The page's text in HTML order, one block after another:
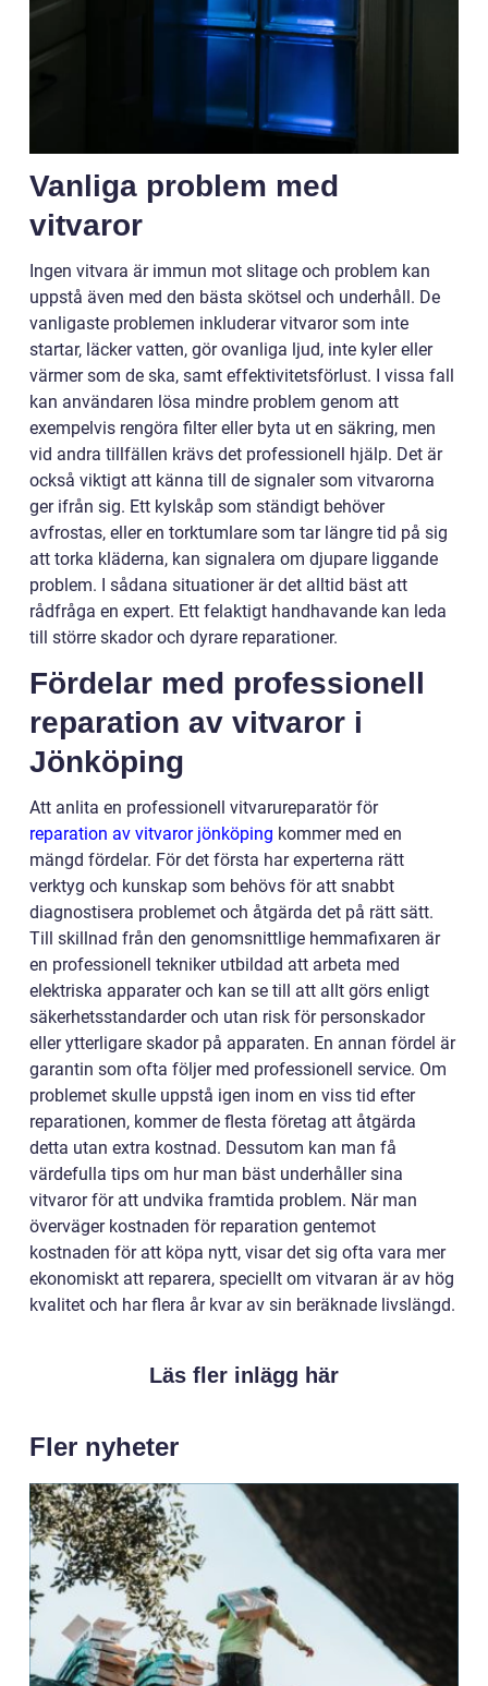
Vanliga problem med
vitvaror
Ingen vitvara är immun mot slitage och problem kan
uppstå även med den bästa skötsel och underhåll. De
vanligaste problemen inkluderar vitvaror som inte
startar, läcker vatten, gör ovanliga ljud, inte kyler eller
värmer som de ska, samt effektivitetsförlust. I vissa fall
kan användaren lösa mindre problem genom att
exempelvis rengöra filter eller byta ut en säkring, men
vid andra tillfällen krävs det professionell hjälp. Det är
också viktigt att känna till de signaler som vitvarorna
ger ifrån sig. Ett kylskåp som ständigt behöver
avfrostas, eller en torktumlare som tar längre tid på sig
att torka kläderna, kan signalera om djupare liggande
problem. I sådana situationer är det alltid bäst att
rådfråga en expert. Ett felaktigt handhavande kan leda
till större skador och dyrare reparationer.
Fördelar med professionell
reparation av vitvaror i
Jönköping
Att anlita en professionell vitvarureparatör för
reparation av vitvaror jönköping kommer med en
mängd fördelar. För det första har experterna rätt
verktyg och kunskap som behövs för att snabbt
diagnostisera problemet och åtgärda det på rätt sätt.
Till skillnad från den genomsnittlige hemmafixaren är
en professionell tekniker utbildad att arbeta med
elektriska apparater och kan se till att allt görs enligt
säkerhetsstandarder och utan risk för personskador
eller ytterligare skador på apparaten. En annan fördel är
garantin som ofta följer med professionell service. Om
problemet skulle uppstå igen inom en viss tid efter
reparationen, kommer de flesta företag att åtgärda
detta utan extra kostnad. Dessutom kan man få
värdefulla tips om hur man bäst underhåller sina
vitvaror för att undvika framtida problem. När man
överväger kostnaden för reparation gentemot
kostnaden för att köpa nytt, visar det sig ofta vara mer
ekonomiskt att reparera, speciellt om vitvaran är av hög
kvalitet och har flera år kvar av sin beräknade livslängd.
Läs fler inlägg här
Fler nyheter